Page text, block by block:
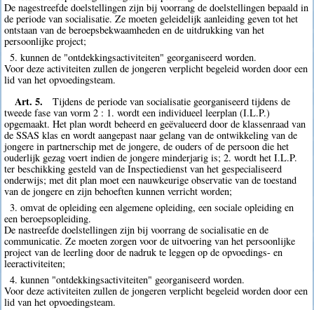
De nagestreefde doelstellingen zijn bij voorrang de doelstellingen bepaald in
de periode van socialisatie. Ze moeten geleidelijk aanleiding geven tot het
ontstaan van de beroepsbekwaamheden en de uitdrukking van het
persoonlijke project;
5. kunnen de "ontdekkingsactiviteiten" georganiseerd worden.
Voor deze activiteiten zullen de jongeren verplicht begeleid worden door een
lid van het opvoedingsteam.
Art. 5.
Tijdens de periode van socialisatie georganiseerd tijdens de
tweede fase van vorm 2 : 1. wordt een individueel leerplan (I.L.P.)
opgemaakt. Het plan wordt beheerd en geëvalueerd door de klassenraad van
de SSAS klas en wordt aangepast naar gelang van de ontwikkeling van de
jongere in partnerschip met de jongere, de ouders of de persoon die het
ouderlijk gezag voert indien de jongere minderjarig is; 2. wordt het I.L.P.
ter beschikking gesteld van de Inspectiedienst van het gespecialiseerd
onderwijs; met dit plan moet een nauwkeurige observatie van de toestand
van de jongere en zijn behoeften kunnen verricht worden;
3. omvat de opleiding een algemene opleiding, een sociale opleiding en
een beroepsopleiding.
De nastreefde doelstellingen zijn bij voorrang de socialisatie en de
communicatie. Ze moeten zorgen voor de uitvoering van het persoonlijke
project van de leerling door de nadruk te leggen op de opvoedings- en
leeractiviteiten;
4. kunnen "ontdekkingsactiviteiten" georganiseerd worden.
Voor deze activiteiten zullen de jongeren verplicht begeleid worden door een
lid van het opvoedingsteam.